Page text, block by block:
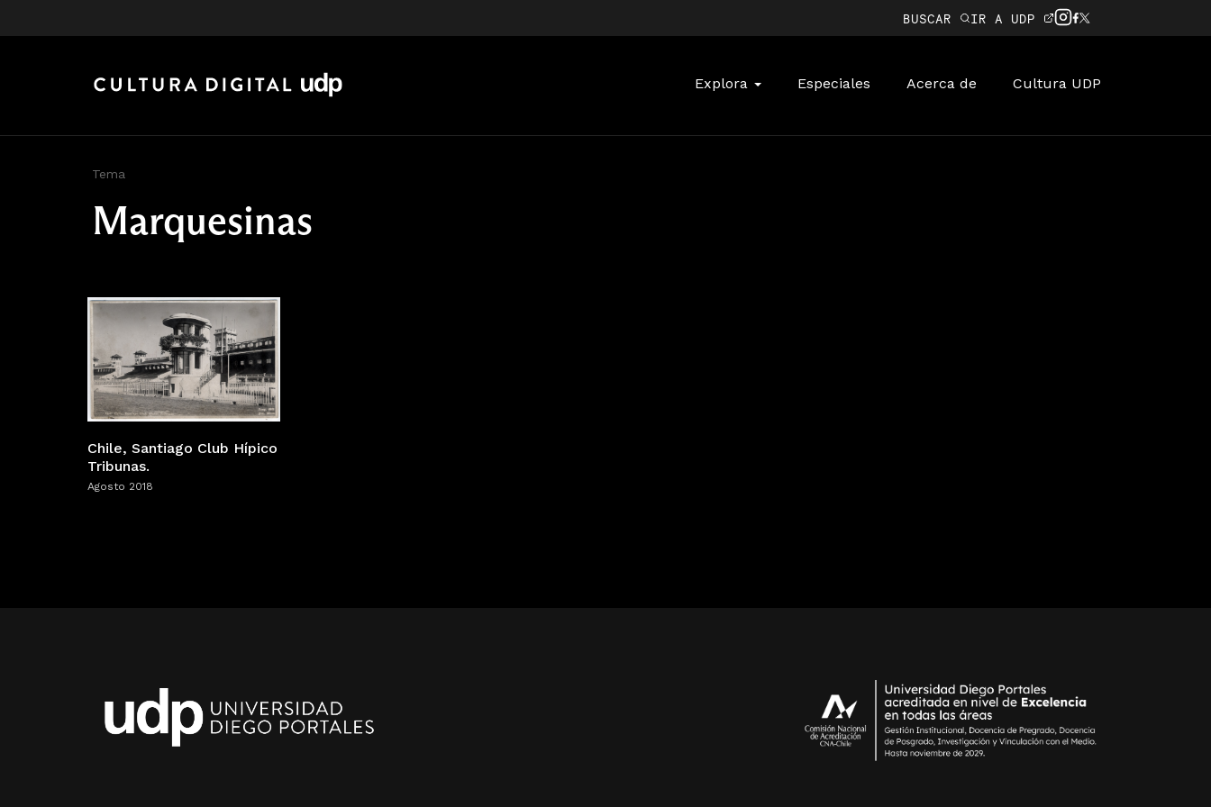
BUSCAR IR A UDP
Explora Especiales Acerca de Cultura UDP
Tema
Marquesinas
Chile, Santiago Club Hípico
Tribunas.
Agosto 2018